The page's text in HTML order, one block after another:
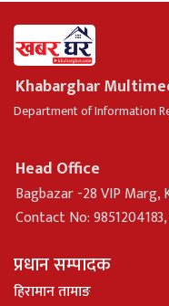
Khabarghar
Department of Information
Head Office
Bagbazar -28 VIP Marg,
Contact No: 9851204183,
प्रधान सम्पादक
हिरामान तामाङ